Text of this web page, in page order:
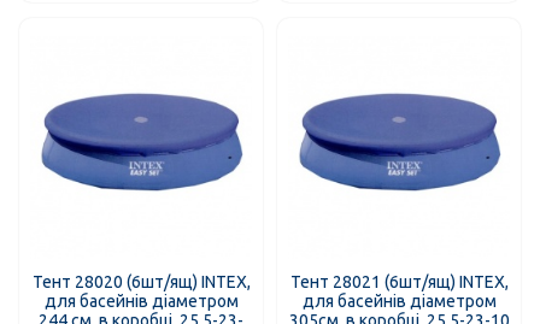
Тент 28020 (6шт/ящ) INTEX,
для басейнів діаметром
Тент 28021 (6шт/ящ) INTEX,
для басейнів діаметром